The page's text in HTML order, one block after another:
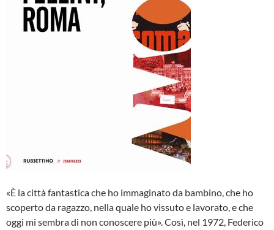
«È la città fantastica che ho immaginato da bambino, che ho
scoperto da ragazzo, nella quale ho vissuto e lavorato, e che
oggi mi sembra di non conoscere più». Così, nel 1972, Federico